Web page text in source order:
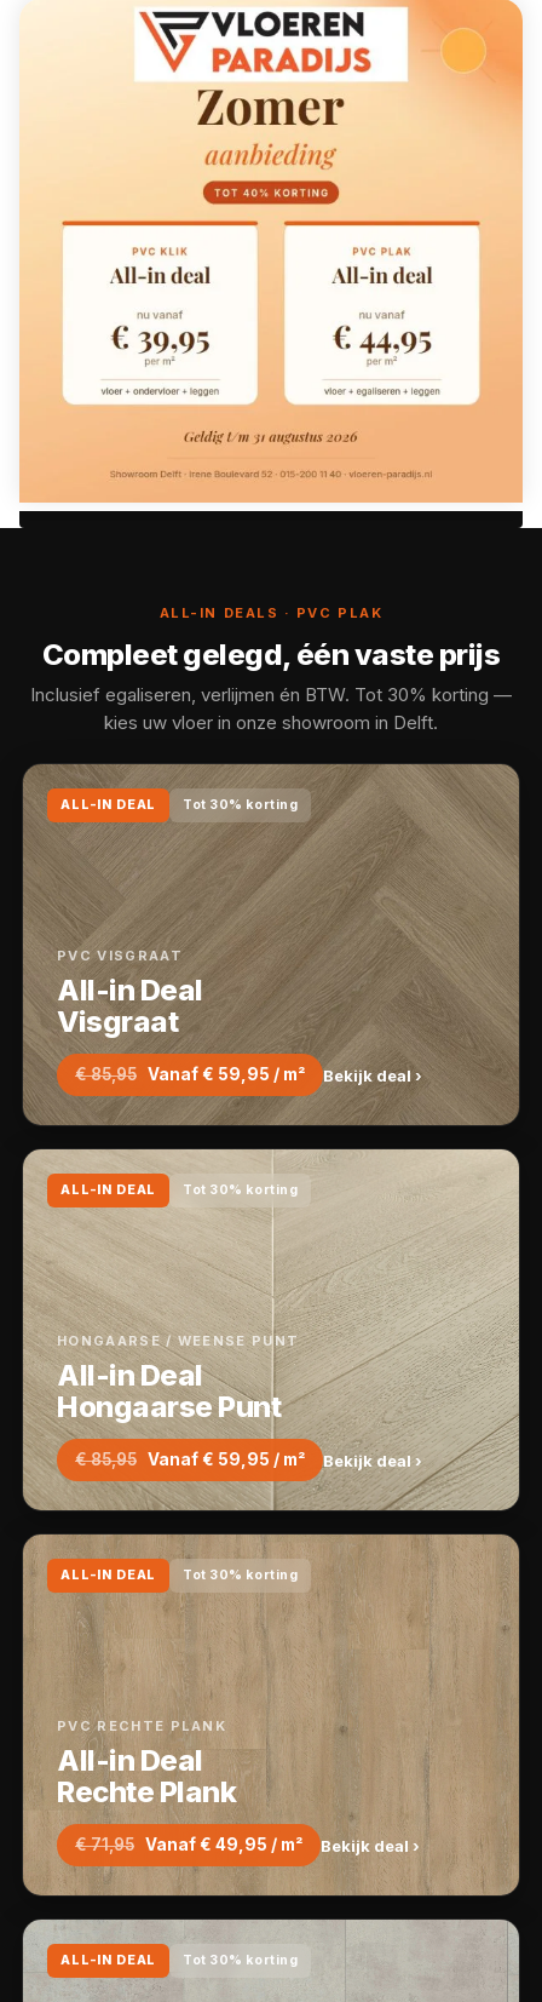
ALL-IN DEALS · PVC PLAK
Compleet gelegd, één vaste prijs
Inclusief egaliseren, verlijmen én BTW. Tot 30% korting —
kies uw vloer in onze showroom in Delft.
ALL-IN DEAL Tot 30% korting
PVC VISGRAAT
All-in Deal
Visgraat
€ 85,95 Vanaf € 59,95 / m² Bekijk deal ›
ALL-IN DEAL Tot 30% korting
HONGAARSE / WEENSE PUNT
All-in Deal
Hongaarse Punt
€ 85,95 Vanaf € 59,95 / m² Bekijk deal ›
ALL-IN DEAL Tot 30% korting
PVC RECHTE PLANK
All-in Deal
Rechte Plank
€ 71,95 Vanaf € 49,95 / m² Bekijk deal ›
ALL-IN DEAL Tot 30% korting